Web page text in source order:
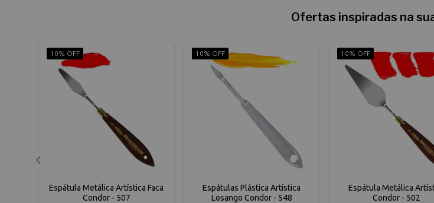
Ofertas inspiradas na
10% OFF
Espátula Metálica Artística Faca
Condor - 507
10% OFF
Espátulas Plástica Artística
Losango Condor - 548
10% OFF
Espátula Metálica
Condor - 502